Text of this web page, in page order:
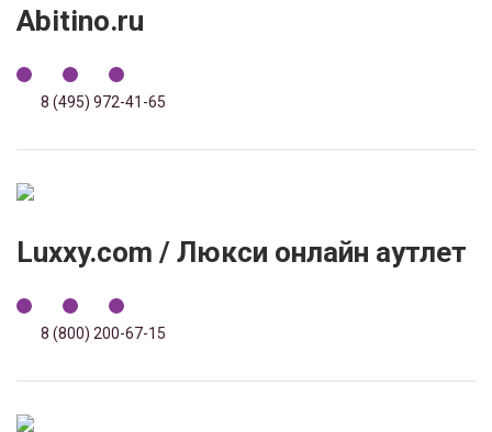
Abitino.ru
8 (495) 972-41-65
Luxxy.com / Люкси онлайн аутлет
8 (800) 200-67-15